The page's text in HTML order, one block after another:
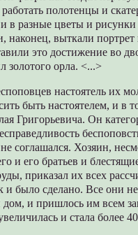
полотенцы и
в разные цветы и рисунки
наконец, выткали портрет
это достижение во
золотого орла. <...>
настоятель их
быть настоятелем, и в
Григорьевича. Он
соглашался. Хозяин,
и его братьев и
приказал их всех
и было сделано. Все они
дом, и пришлось им всем
и стала более